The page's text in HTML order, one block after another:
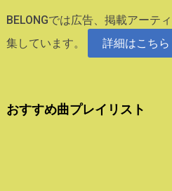
BELONGでは広告、掲載アーテ
集しています。
詳細はこちら
おすすめ曲プレイリスト